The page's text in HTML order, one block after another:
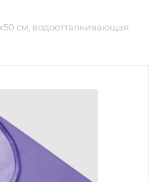
см, водоотталкивающая